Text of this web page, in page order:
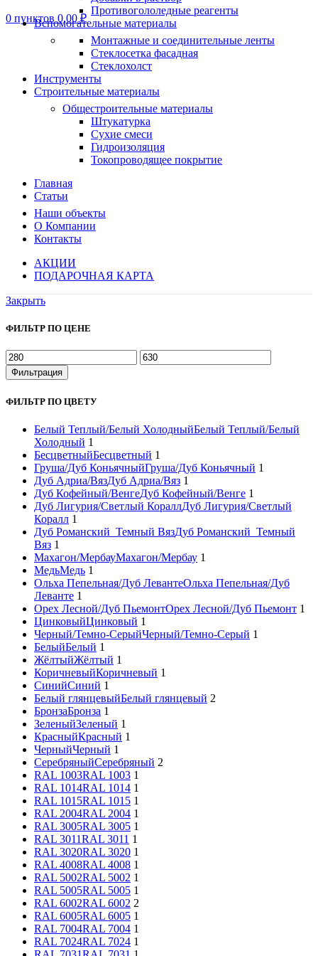
0 пунктов 0,00 ₽
Противогололедные реагенты
Вспомогательные материалы
Монтажные и соединительные ленты
Стеклосетка фасадная
Стеклохолст
Инструменты
Строительные материалы
Общестроительные материалы
Штукатурка
Сухие смеси
Гидроизоляция
Токопроводящее покрытие
Главная
Статьи
Наши объекты
О Компании
Контакты
АКЦИИ
ПОДАРОЧНАЯ КАРТА
Закрыть
ФИЛЬТР ПО ЦЕНЕ
Минимальная
цена
Максимальная
цена
Фильтрация
ФИЛЬТР ПО ЦВЕТУ
Белый Теплый/Белый ХолодныйБелый Теплый/Белый
Холодный 1
БесцветныйБесцветный 1
Груша/Дуб КоньячныйГруша/Дуб Коньячный 1
Дуб Адриа/ВязДуб Адриа/Вяз 1
Дуб Кофейный/ВенгеДуб Кофейный/Венге 1
Дуб Лигурия/Светлый КораллДуб Лигурия/Светлый
Коралл 1
Дуб Романский_Темный ВязДуб Романский_Темный
Вяз 1
Махагон/МербауМахагон/Мербау 1
МедьМедь 1
Ольха Пепельная/Дуб ЛевантеОльха Пепельная/Дуб
Леванте 1
Орех Лесной/Дуб ПьемонтОрех Лесной/Дуб Пьемонт 1
ЦинковыйЦинковый 1
Черный/Темно-СерыйЧерный/Темно-Серый 1
БелыйБелый 1
ЖёлтыйЖёлтый 1
КоричневыйКоричневый 1
СинийСиний 1
Белый глянцевыйБелый глянцевый 2
БронзаБронза 1
ЗеленыйЗеленый 1
КрасныйКрасный 1
ЧерныйЧерный 1
СеребряныйСеребряный 2
RAL 1003RAL 1003 1
RAL 1014RAL 1014 1
RAL 1015RAL 1015 1
RAL 2004RAL 2004 1
RAL 3005RAL 3005 1
RAL 3011RAL 3011 1
RAL 3020RAL 3020 1
RAL 4008RAL 4008 1
RAL 5002RAL 5002 1
RAL 5005RAL 5005 1
RAL 6002RAL 6002 2
RAL 6005RAL 6005 1
RAL 7004RAL 7004 1
RAL 7024RAL 7024 1